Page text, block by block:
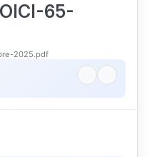
65-
2025.pdf